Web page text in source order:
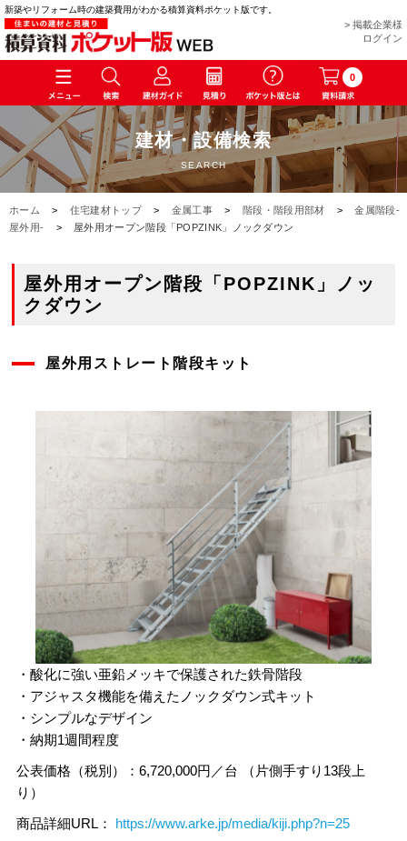
新築やリフォーム時の建築費用がわかる積算資料ポケット版です。
> 掲載企業様
ログイン
0
建材・設備検索
SEARCH
ホーム > 住宅建材トップ > 金属工事 > 階段・階段用部材 >
金属階段-
屋外用-
> 屋外用オープン階段「POPZINK」ノックダウン
屋外用オープン階段「POPZINK」ノッ
クダウン
屋外用ストレート階段キット
・酸化に強い亜鉛メッキで保護された鉄骨階段
・アジャスタ機能を備えたノックダウン式キット
・シンプルなデザイン
・納期1週間程度
公表価格（税別）：6,720,000円／台 （片側手すり13段上
り）
商品詳細URL： https://www.arke.jp/media/kiji.php?n=25